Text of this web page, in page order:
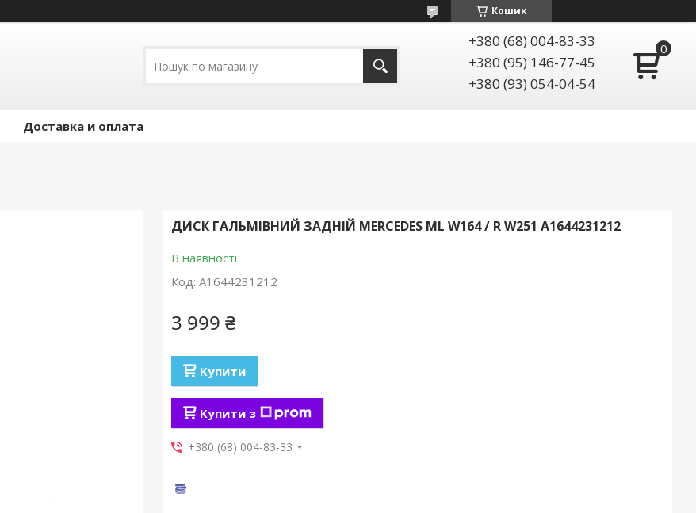
Кошик
+380 (68) 004-83-33
+380 (95) 146-77-45
+380 (93) 054-04-54
Доставка и оплата
ДИСК ГАЛЬМІВНИЙ ЗАДНІЙ MERCEDES ML W164 / R W251 A1644231212
В наявності
Код: A1644231212
3 999 ₴
Купити
Купити з
+380 (68) 004-83-33